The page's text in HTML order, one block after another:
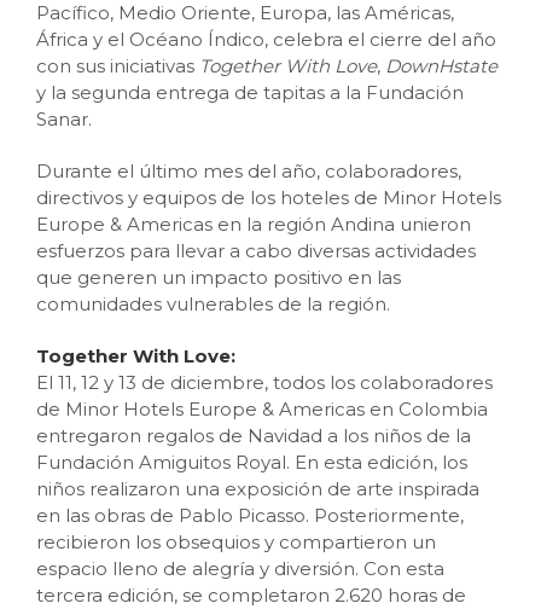
Pacífico, Medio Oriente, Europa, las Américas,
África y el Océano Índico, celebra el cierre del año
con sus iniciativas Together With Love, DownHstate
y la segunda entrega de tapitas a la Fundación
Sanar.
Durante el último mes del año, colaboradores,
directivos y equipos de los hoteles de Minor Hotels
Europe & Americas en la región Andina unieron
esfuerzos para llevar a cabo diversas actividades
que generen un impacto positivo en las
comunidades vulnerables de la región.
Together With Love:
El 11, 12 y 13 de diciembre, todos los colaboradores
de Minor Hotels Europe & Americas en Colombia
entregaron regalos de Navidad a los niños de la
Fundación Amiguitos Royal. En esta edición, los
niños realizaron una exposición de arte inspirada
en las obras de Pablo Picasso. Posteriormente,
recibieron los obsequios y compartieron un
espacio lleno de alegría y diversión. Con esta
tercera edición, se completaron 2.620 horas de